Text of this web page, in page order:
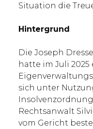
Situation die
Hintergrund
Die Joseph
hatte im Juli 2025
sich unter
Rechtsanwalt
vom Gericht